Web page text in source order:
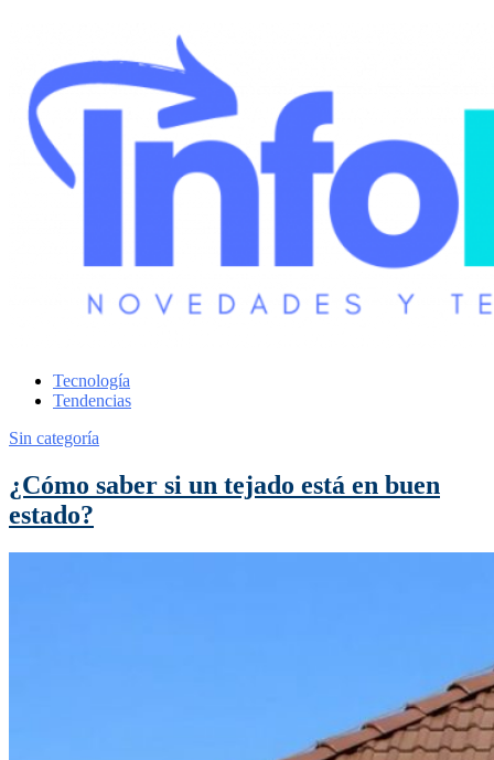
Tecnología
Tendencias
Sin categoría
¿Cómo saber si un tejado está en buen
estado?